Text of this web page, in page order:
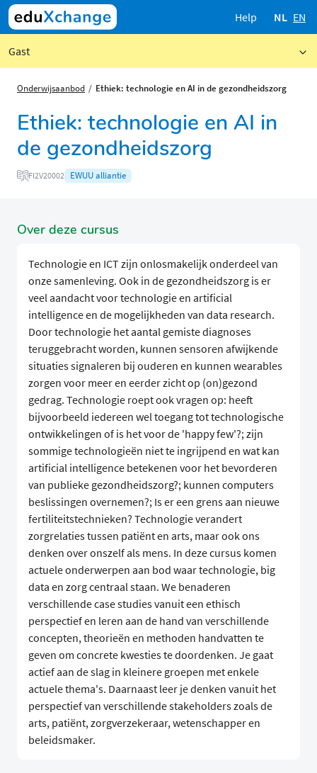
Help NL EN
Gast
Onderwijsaanbod Ethiek: technologie en AI in de gezondheidszorg
Ethiek: technologie en AI in
de gezondheidszorg
FI2V20002 EWUU alliantie
Over deze cursus
Technologie en ICT zijn onlosmakelijk onderdeel van
onze samenleving. Ook in de gezondheidszorg is er
veel aandacht voor technologie en artificial
intelligence en de mogelijkheden van data research.
Door technologie het aantal gemiste diagnoses
teruggebracht worden, kunnen sensoren afwijkende
situaties signaleren bij ouderen en kunnen wearables
zorgen voor meer en eerder zicht op (on)gezond
gedrag. Technologie roept ook vragen op: heeft
bijvoorbeeld iedereen wel toegang tot technologische
ontwikkelingen of is het voor de 'happy few'?; zijn
sommige technologieën niet te ingrijpend en wat kan
artificial intelligence betekenen voor het bevorderen
van publieke gezondheidszorg?; kunnen computers
beslissingen overnemen?; Is er een grens aan nieuwe
fertiliteitstechnieken? Technologie verandert
zorgrelaties tussen patiënt en arts, maar ook ons
denken over onszelf als mens. In deze cursus komen
actuele onderwerpen aan bod waar technologie, big
data en zorg centraal staan. We benaderen
verschillende case studies vanuit een ethisch
perspectief en leren aan de hand van verschillende
concepten, theorieën en methoden handvatten te
geven om concrete kwesties te doordenken. Je gaat
actief aan de slag in kleinere groepen met enkele
actuele thema's. Daarnaast leer je denken vanuit het
perspectief van verschillende stakeholders zoals de
arts, patiënt, zorgverzekeraar, wetenschapper en
beleidsmaker.